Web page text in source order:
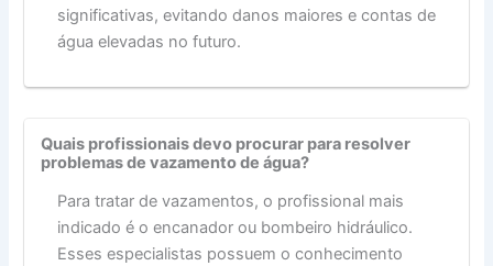
significativas, evitando danos maiores e contas de
água elevadas no futuro.
Quais profissionais devo procurar para resolver
problemas de vazamento de água?
Para tratar de vazamentos, o profissional mais
indicado é o encanador ou bombeiro hidráulico.
Esses especialistas possuem o conhecimento